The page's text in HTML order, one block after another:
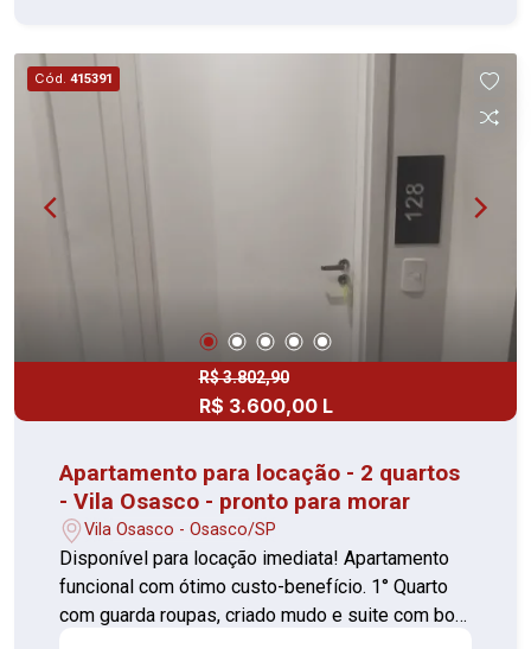
cerâmica) Banheiros: 02, com box de vidro (piso
cerâmica) Lavanderia com máquina de lavar e
academia, piscina, quadra esportiva, salão de
festas, gás encanado, churrasqueira, playground,
hospitais, escolas, mercados, farmácias e
transporte público Agende sua visita e confirme!
Cód. 415391
R$ 3.802,90
R$ 3.600,00 L
Apartamento para locação - 2 quartos
- Vila Osasco - pronto para morar
Vila Osasco - Osasco/SP
Disponível para locação imediata! Apartamento
funcional com ótimo custo-benefício. 1° Quarto
com guarda roupas, criado mudo e suite com box